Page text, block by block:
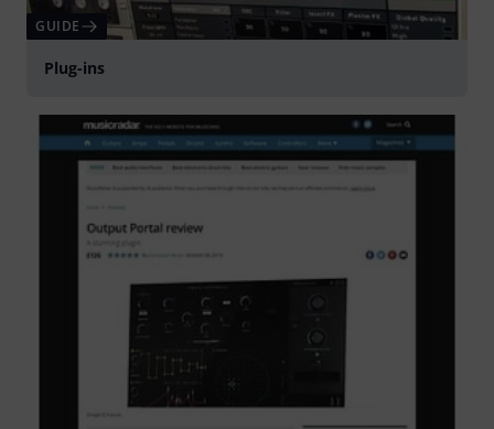
GUIDE
Plug-ins